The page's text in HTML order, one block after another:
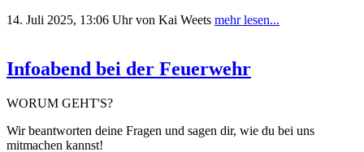
14. Juli 2025, 13:06 Uhr von Kai Weets mehr lesen...
Infoabend bei der Feuerwehr
WORUM GEHT'S?
Wir beantworten deine Fragen und sagen dir, wie du bei uns
mitmachen kannst!